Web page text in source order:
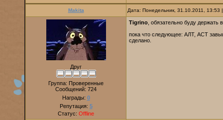
Makita Дата: Понедельник, 31.10.2011,
Друг
Группа: Проверенные
Сообщений: 724
Награды: 0
Репутация: 5
Статус: Offline
Tigrino , обязательно буду держать
пока что следующее: АЛТ, АСТ
сделано.